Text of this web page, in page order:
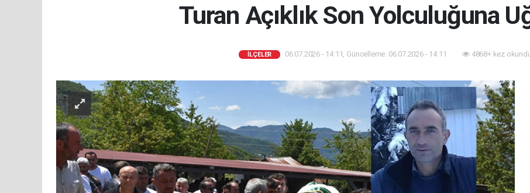
Turan Açıklık Son Yolculuğuna
İLÇELER 06.07.2026 - 14:11, Güncelleme: 06.07.2026 - 14:11 4868+ kez